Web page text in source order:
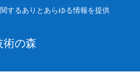
するありとあらゆる情報を提供
術の森